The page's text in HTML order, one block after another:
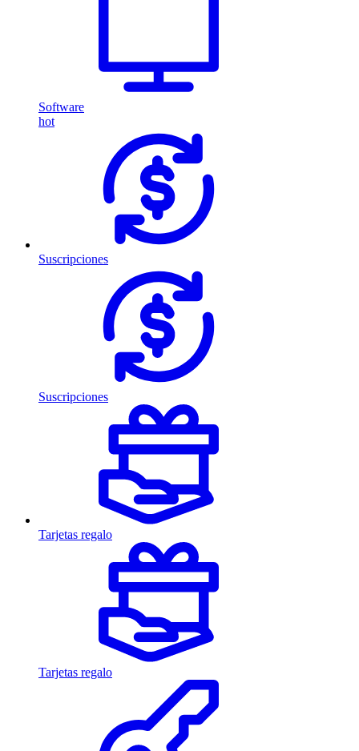
Software
hot
Suscripciones
Suscripciones
Tarjetas regalo
Tarjetas regalo